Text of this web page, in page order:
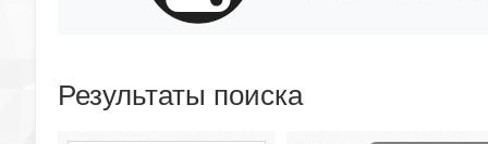
Результаты поиска